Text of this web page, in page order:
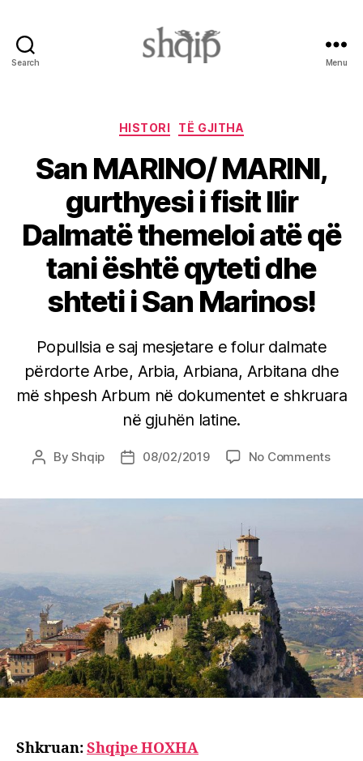
Search Menu
Categories
HISTORI TË GJITHA
San MARINO/ MARINI,
gurthyesi i fisit Ilir
Dalmatë themeloi atë që
tani është qyteti dhe
shteti i San Marinos!
Popullsia e saj mesjetare e folur dalmate
përdorte Arbe, Arbia, Arbiana, Arbitana dhe
më shpesh Arbum në dokumentet e shkruara
në gjuhën latine.
PostByShqip
Post08/02/2019 No Commentson
Ilir
atë
që
tani
është
Shkruan:Shqipe HOXHA